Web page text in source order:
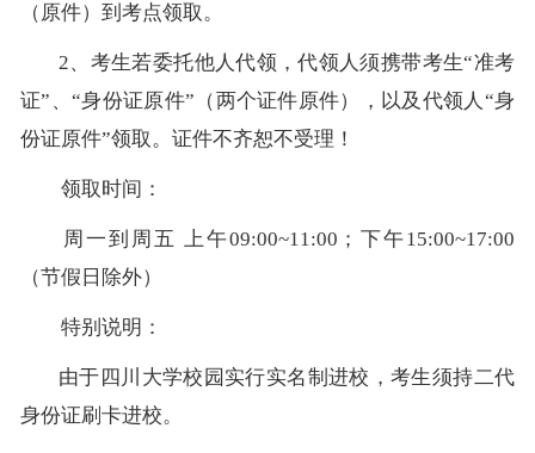
（原件）到考点领取。
2、考生若委托他人代领，代领人须携带考生“准考
证”、“身份证原件”（两个证件原件），以及代领人“身
份证原件”领取。证件不齐恕不受理！
领取时间：
周一到周五 上午09:00~11:00 ；下午15:00~17:00
（节假日除外）
特别说明：
由于四川大学校园实行实名制进校，考生须持二代
身份证刷卡进校。